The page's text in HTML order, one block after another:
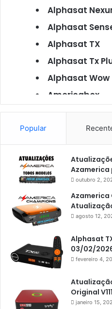
Alphasat
Alphasat
Alphasat TX
Alphasat Tx
Alphasat Wow
Americabox
Americabox
Americabox
Americabox
Americabox
Americabox
Americabox
Artcom
Athomics
Athomics Eon
Athomics i3
Athomics i3
Popular
Azamerica
outubro 2,
Azamerica
agosto 12,
Alphasat
03/02/
fevereiro 4,
Original
janeiro 15,